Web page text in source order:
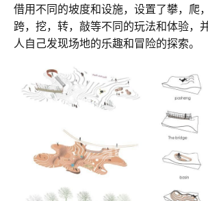
借用不同的坡度和设施，设置了攀，爬
跨，挖，转，敲等不同的玩法和体验，
人自己发现场地的乐趣和冒险的探索。